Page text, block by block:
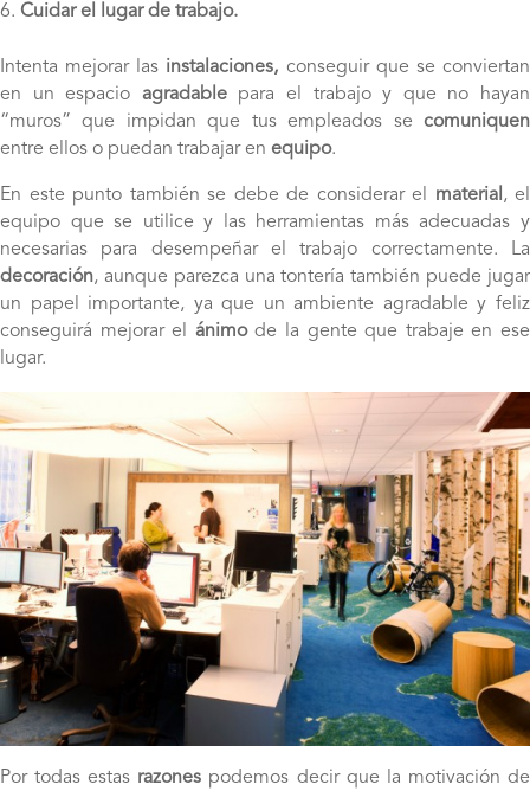
Cuidar el lugar de trabajo.
Intenta mejorar las instalaciones, conseguir que se conviertan
en un espacio agradablepara el trabajo y que no hayan
“muros” que impidan que tus empleados se comuniquen
entre ellos o puedan trabajar en equipo.
En este punto también se debe de considerar el material , el
equipo que se utilice y las herramientas más adecuadas y
necesarias para desempeñar el trabajo correctamente. La
decoración, aunque parezca una tontería también puede jugar
un papel importante, ya que un ambiente agradable y feliz
conseguirá mejorar el
ánimode la gente que trabaje en ese
lugar.
Por todas estas razones podemos decir que la motivación de